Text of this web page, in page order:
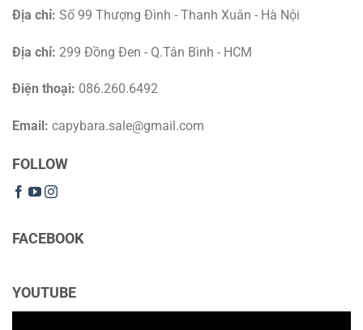
Địa chỉ: Số 99 Thượng Đình - Thanh Xuân - Hà Nội
Địa chỉ: 299 Đồng Đen - Q.Tân Bình - HCM
Điện thoại: 086.260.6492
Email: capybara.sale@gmail.com
FOLLOW
FACEBOOK
YOUTUBE